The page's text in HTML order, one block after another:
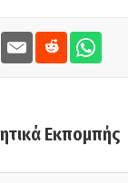
Εκπομπής